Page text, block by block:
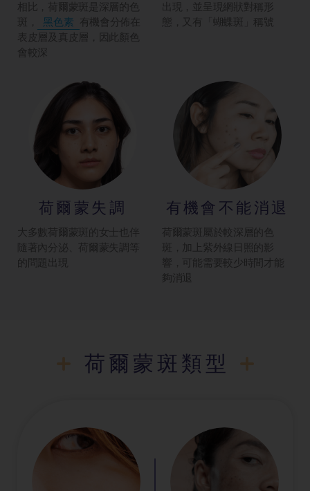
相比，荷爾蒙斑是深層的色
斑，
黑色素
有機會分佈在
表皮層及真皮層，因此顏色
會較深
出現，並呈現網狀對稱形
態，又有「蝴蝶斑」稱號
荷爾蒙失調
大多數荷爾蒙斑的女士也伴
隨著內分泌、荷爾蒙失調等
的問題出現
有機會不能消退
荷爾蒙斑屬於較深層的色
斑，加上紫外線日照的影
響，可能需要較少時間才能
夠消退
荷爾蒙斑類型